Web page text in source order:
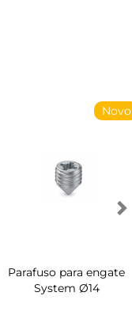
Novo
Parafuso para engate
System Ø14